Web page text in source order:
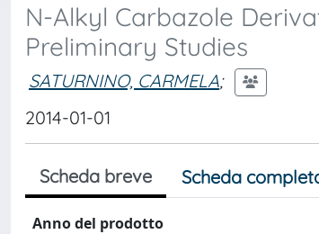
N-Alkyl Carbazole
Preliminary Studies
SATURNINO, CARMELA;
2014-01-01
Scheda breve Scheda
Anno del prodotto